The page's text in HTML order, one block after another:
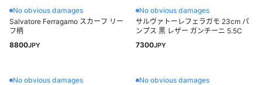
No obvious damages
Salvatore Ferragamo スカーフ リー
フ柄
8800JPY
No obvious damages
サルヴァトーレフェラガモ 23cm パ
ンプス 黒 レザー ガンチーニ 5.5C
7300JPY
No obvious damages
No obvious damages